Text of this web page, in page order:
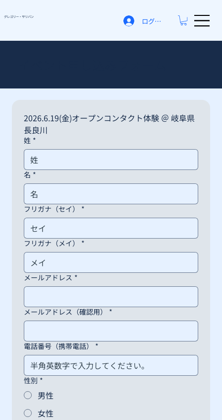
グレゴリー​・サリバン ログイン
2026.6.19(金)オープンコンタクト体験 ＠ 岐阜県
長良川
姓 *
名 *
フリガナ（セイ） *
フリガナ（メイ） *
メールアドレス *
メールアドレス（確認用） *
電話番号（携帯電話） *
性別 *
男性
女性